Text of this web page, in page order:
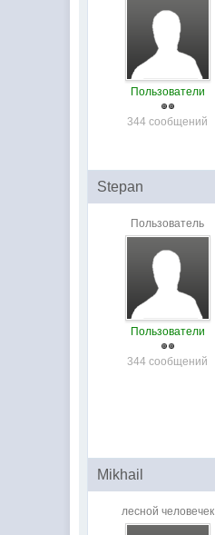
Пользователи
344 сообщений
Stepan
Пользователь
Пользователи
344 сообщений
Mikhail
лесной человечек